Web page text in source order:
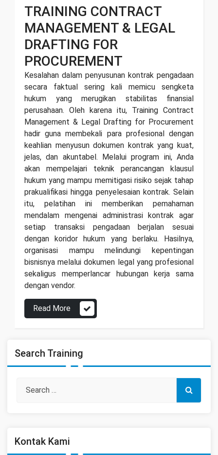
TRAINING CONTRACT
MANAGEMENT & LEGAL
DRAFTING FOR
PROCUREMENT
Kesalahan dalam penyusunan kontrak pengadaan
secara faktual sering kali memicu sengketa
hukum yang merugikan stabilitas finansial
perusahaan. Oleh karena itu, Training Contract
Management & Legal Drafting for Procurement
hadir guna membekali para profesional dengan
keahlian menyusun dokumen kontrak yang kuat,
jelas, dan akuntabel. Melalui program ini, Anda
akan mempelajari teknik perancangan klausul
hukum yang mampu memitigasi risiko sejak tahap
prakualifikasi hingga penyelesaian kontrak. Selain
itu, pelatihan ini memberikan pemahaman
mendalam mengenai administrasi kontrak agar
setiap transaksi pengadaan berjalan sesuai
dengan koridor hukum yang berlaku. Hasilnya,
organisasi mampu melindungi kepentingan
bisnisnya melalui dokumen legal yang profesional
sekaligus memperlancar hubungan kerja sama
dengan vendor.
Read More
Search Training
Kontak Kami